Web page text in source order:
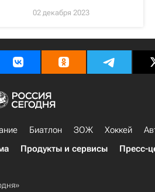
02 декабря 2023
Биатлон ЗОЖ Хоккей
Продукты и сервисы Пресс-